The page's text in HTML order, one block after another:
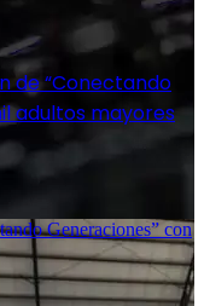
de “Conectando
adultos mayores
Generaciones” con